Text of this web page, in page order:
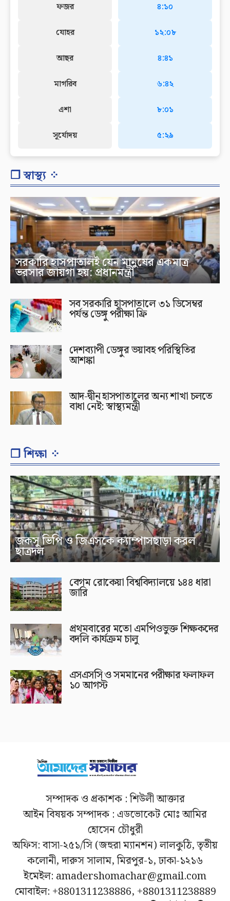
ফজর
যোহর
আছর
মাগরিব
এশা
সূর্যোদয়
৪:১০
১২:০৮
৪:৪১
৬:৪২
৮:০১
৫:২৯
❐ স্বাস্থ্য ⁘
সরকারি হাসপাতালই যেন মানুষের একমাত্র
ভরসার জায়গা হয়: প্রধানমন্ত্রী
সব সরকারি হাসপাতালে ৩১ ডিসেম্বর
পর্যন্ত ডেঙ্গু পরীক্ষা ফ্রি
দেশব্যাপী ডেঙ্গুর ভয়াবহ পরিস্থিতির
আশঙ্কা
আদ-দ্বীন হাসপাতালের অন্য শাখা চলতে
বাধা নেই: স্বাস্থ্যমন্ত্রী
❐ শিক্ষা ⁘
জকসু ভিপি ও জিএসকে ক্যাম্পাসছাড়া করল
ছাত্রদল
বেগম রোকেয়া বিশ্ববিদ্যালয়ে ১৪৪ ধারা
জারি
প্রথমবারের মতো এমপিওভুক্ত শিক্ষকদের
বদলি কার্যক্রম চালু
এসএসসি ও সমমানের পরীক্ষার ফলাফল
১০ আগস্ট
সম্পাদক ও প্রকাশক : শিউলী আক্তার
আইন বিষয়ক সম্পাদক : এডভোকেট মোঃ আমির
হোসেন চৌধুরী
অফিস: বাসা-২৫১/সি (জহুরা ম্যানশন) লালকুঠি, তৃতীয়
কলোনী, দারুস সালাম, মিরপুর-১, ঢাকা-১২১৬
ইমেইল: amadershomachar@gmail.com
মোবাইল: +8801311238886, +8801311238889